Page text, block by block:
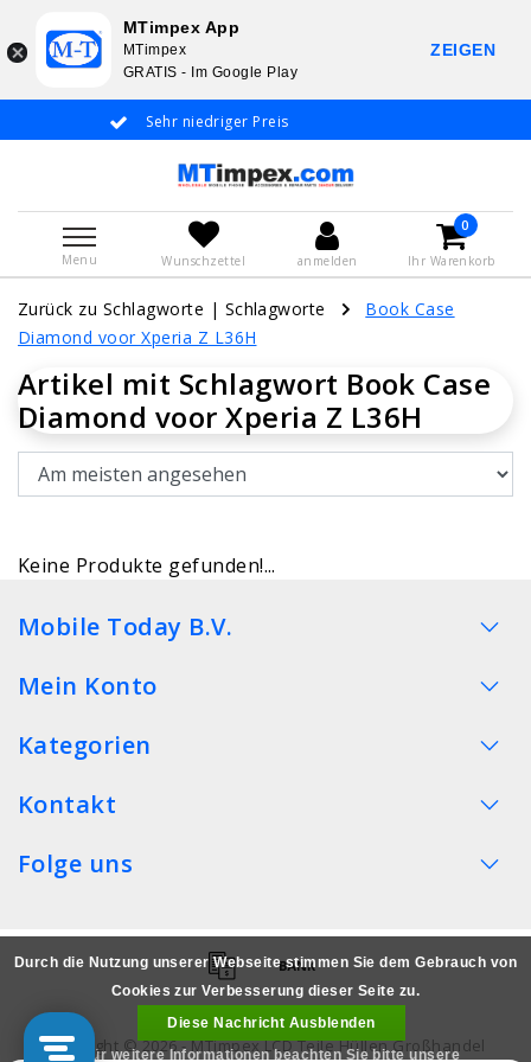
Sehr niedriger Preis
Menu Wunschzettel anmelden
0
Ihr Warenkorb
Zurück zu Schlagworte | Schlagworte
Book Case
Diamond voor Xperia Z L36H
Artikel mit Schlagwort Book Case
Diamond voor Xperia Z L36H
Keine Produkte gefunden!...
Mobile Today B.V.
Mein Konto
Kategorien
Kontakt
Folge uns
Copyright © 2026 - MTimpex LCD Teile Hüllen Großhandel
Durch die Nutzung unserer Webseite stimmen Sie dem Gebrauch von
Cookies zur Verbesserung dieser Seite zu.
Diese Nachricht Ausblenden
Für weitere Informationen beachten Sie bitte unsere
MTimpex App
MTimpex
GRATIS - Im Google Play
ZEIGEN